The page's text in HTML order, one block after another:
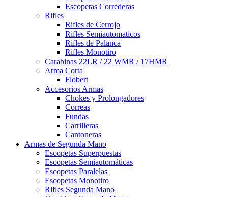
Escopetas Correderas
Rifles
Rifles de Cerrojo
Rifles Semiautomaticos
Rifles de Palanca
Rifles Monotiro
Carabinas 22LR / 22 WMR / 17HMR
Arma Corta
Flobert
Accesorios Armas
Chokes y Prolongadores
Correas
Fundas
Carrilleras
Cantoneras
Armas de Segunda Mano
Escopetas Superpuestas
Escopetas Semiautomáticas
Escopetas Paralelas
Escopetas Monotiro
Rifles Segunda Mano